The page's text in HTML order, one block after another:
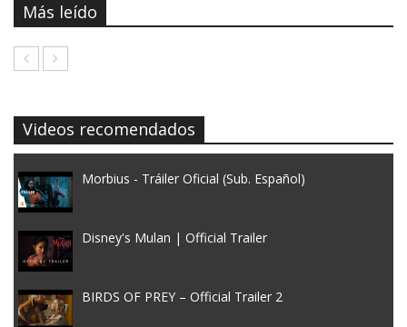
Más leído
Videos recomendados
Morbius - Tráiler Oficial (Sub. Español)
Disney's Mulan | Official Trailer
BIRDS OF PREY – Official Trailer 2